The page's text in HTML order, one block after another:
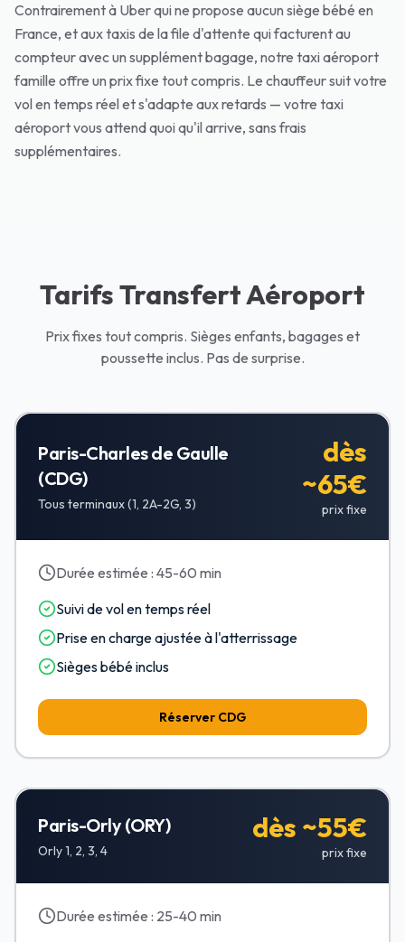
Contrairement à Uber qui ne propose aucun siège bébé en
France, et aux taxis de la file d'attente qui facturent au
compteur avec un supplément bagage, notre taxi aéroport
famille offre un prix fixe tout compris. Le chauffeur suit votre
vol en temps réel et s'adapte aux retards — votre taxi
aéroport vous attend quoi qu'il arrive, sans frais
supplémentaires.
Tarifs Transfert Aéroport
Prix fixes tout compris. Sièges enfants, bagages et
poussette inclus. Pas de surprise.
Paris-Charles de Gaulle
(CDG)
Tous terminaux (1, 2A-2G, 3)
dès
~65€
prix fixe
Durée estimée : 45-60 min
Suivi de vol en temps réel
Prise en charge ajustée à l'atterrissage
Sièges bébé inclus
Réserver CDG
Paris-Orly (ORY)
Orly 1, 2, 3, 4
dès ~55€
prix fixe
Durée estimée : 25-40 min